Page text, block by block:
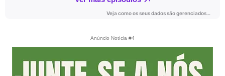
Anúncio Notícia #4